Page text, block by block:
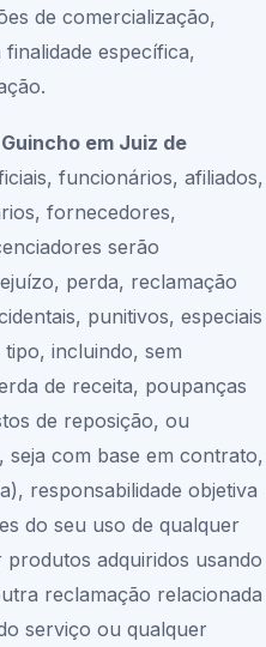
de comercialização,
específica,
Guincho em Juiz de
funcionários, afiliados,
fornecedores,
serão
perda, reclamação
punitivos, especiais
incluindo, sem
de receita, poupanças
de reposição, ou
seja com base em contrato,
responsabilidade objetiva
do seu uso de qualquer
adquiridos usando
reclamação relacionada
serviço ou qualquer